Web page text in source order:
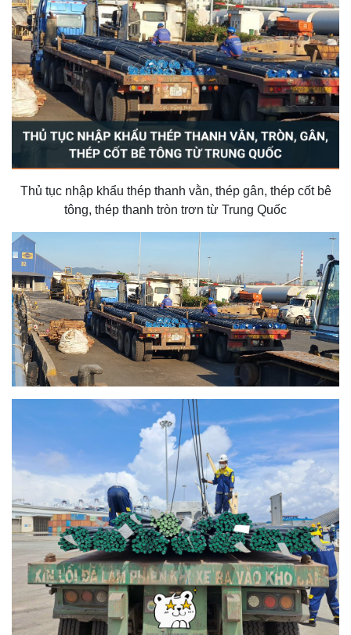
Thủ tục nhập khẩu thép thanh vằn, thép gân, thép cốt bê
tông, thép thanh tròn trơn từ Trung Quốc